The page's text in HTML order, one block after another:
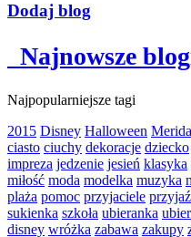
Dodaj blog
Najnowsze
Najpopularniejsze tagi
2015 Disney Halloween
ciasto ciuchy dekoracje dziecko
impreza jedzenie jesień klasyka
miłość moda modelka muzyka
plaża pomoc przyjaciele
sukienka szkoła ubieranka
disney wróżka zabawa zakupy